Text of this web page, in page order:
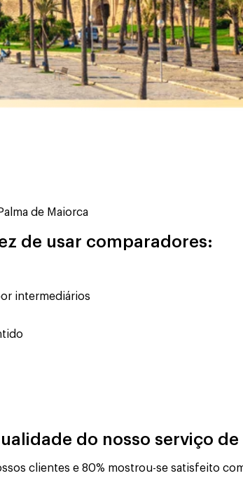
de Maiorca
de usar comparadores:
intermediários
do nosso serviço
clientes e 80% mostrou-se satisfeito